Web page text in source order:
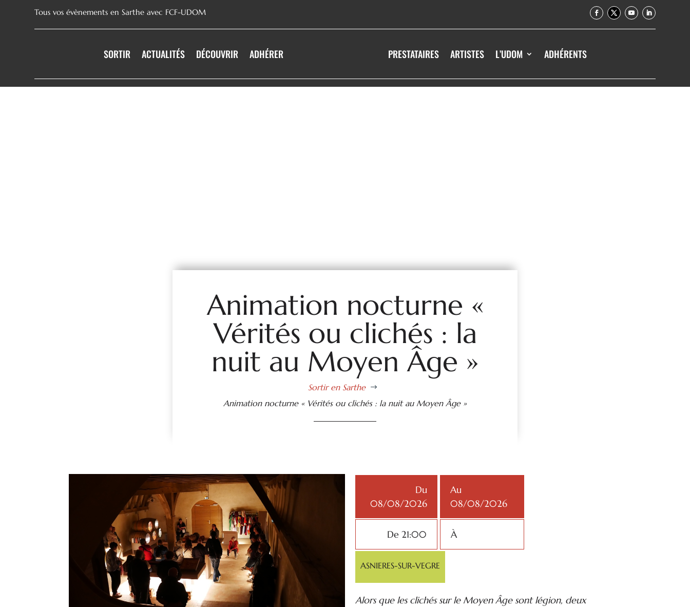
Tous vos évènements en Sarthe avec FCF-UDOM
SORTIR ACTUALITÉS DÉCOUVRIR ADHÉRER PRESTATAIRES ARTISTES L’UDOM ADHÉRENTS
Animation nocturne «
Vérités ou clichés : la
nuit au Moyen Âge »
Sortir en Sarthe $
Animation nocturne « Vérités ou clichés : la nuit au Moyen Âge »
Du
08/08/2026
Au
08/08/2026
De 21:00 À
ASNIERES-SUR-VEGRE
Alors que les clichés sur le Moyen Âge sont légion, deux